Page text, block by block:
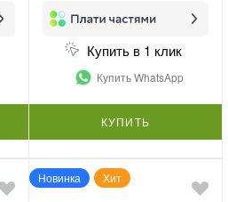
Купить в 1 клик
Купить WhatsApp
КУПИТЬ
Новинка Хит